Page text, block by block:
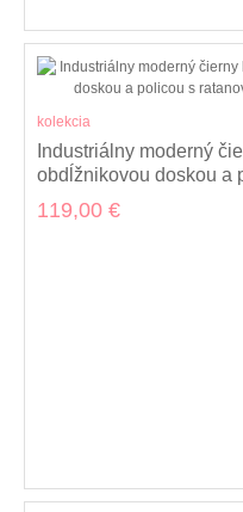
kolekcia
Industriálny moderný
obdĺžnikovou doskou a
viedenským výpletom
119,00 €